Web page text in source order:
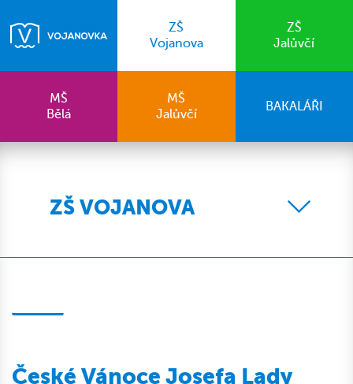
ZŠ
Vojanova
ZŠ
Jalůvčí
MŠ
Bělá
MŠ
Jalůvčí
BAKALÁŘI
ZŠ VOJANOVA
České Vánoce Josefa Lady